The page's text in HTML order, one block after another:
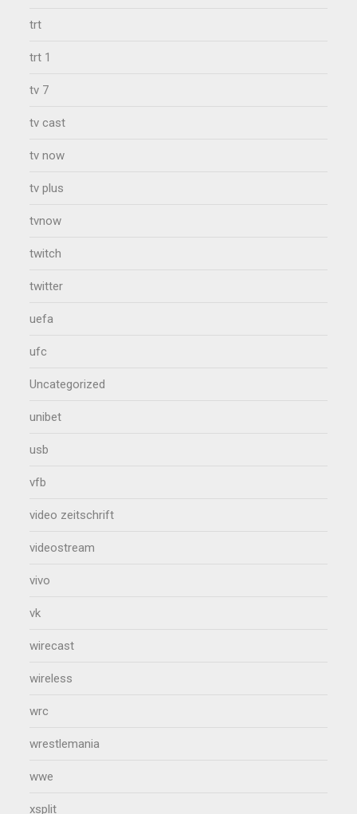
trt
trt 1
tv 7
tv cast
tv now
tv plus
tvnow
twitch
twitter
uefa
ufc
Uncategorized
unibet
usb
vfb
video zeitschrift
videostream
vivo
vk
wirecast
wireless
wrc
wrestlemania
wwe
xsplit